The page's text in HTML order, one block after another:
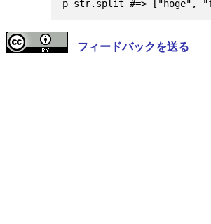
フィードバックを送る